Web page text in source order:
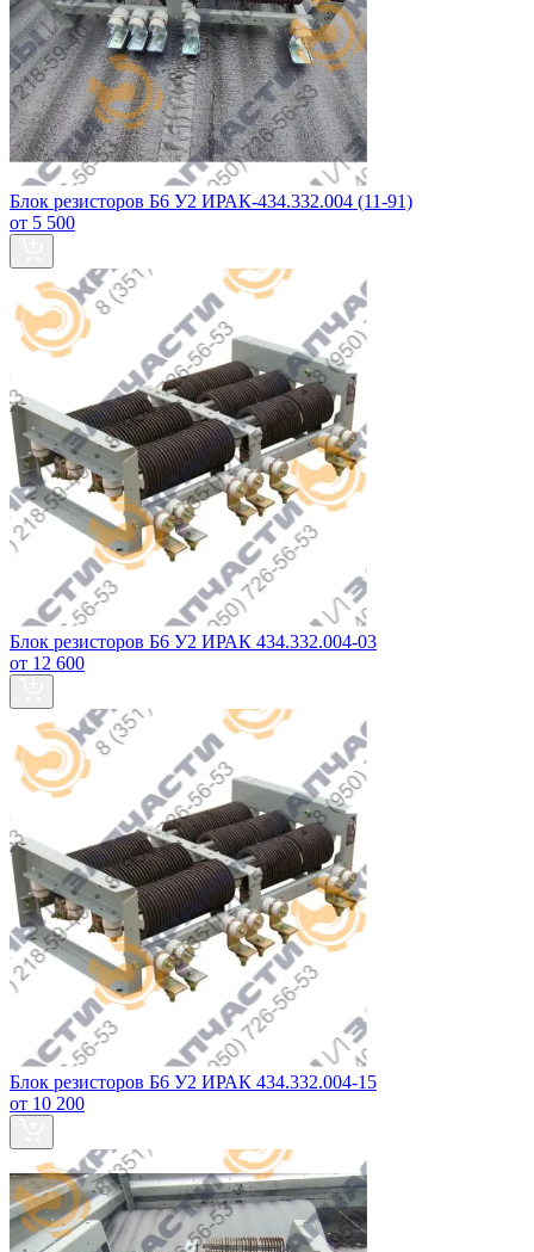
Блок резисторов Б6 У2 ИРАК-434.332.004 (11-91)
от 5 500
Блок резисторов Б6 У2 ИРАК 434.332.004-03
от 12 600
Блок резисторов Б6 У2 ИРАК 434.332.004-15
от 10 200